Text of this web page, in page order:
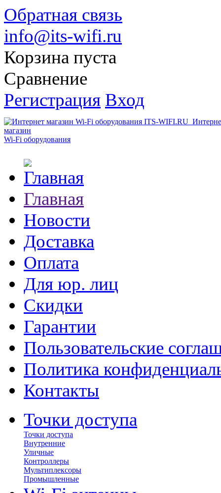
Обратная связь
info@its-wifi.ru
Корзина пуста
Сравнение
Регистрация Вход
магазин
Wi-Fi оборудования
Главная
Новости
Доставка
Оплата
Для юр. лиц
Скидки
Гарантии
Пользовательские
Политика
Контакты
Точки доступа
Точки доступа
Внутренние
Уличные
Контроллеры
Мультиплексоры
Промышленные